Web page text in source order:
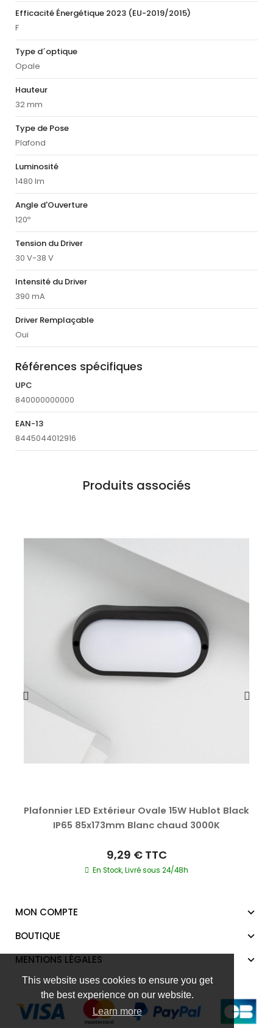
This website uses cookies to ensure you get
the best experience on our website.
Learn more
Efficacité Énergétique 2023 (EU-2019/2015)
F
Type d´optique
Opale
Hauteur
32 mm
Type de Pose
Plafond
Luminosité
1480 lm
Angle d'Ouverture
120º
Tension du Driver
30 V-38 V
Intensité du Driver
390 mA
Driver Remplaçable
Oui
Références spécifiques
UPC
840000000000
EAN-13
8445044012916
Produits associés
Plafonnier LED Extérieur Ovale 15W Hublot Black
IP65 85x173mm Blanc chaud 3000K
9,29 € TTC
En Stock, Livré sous 24/48h
MON COMPTE
BOUTIQUE
MENTIONS LÉGALES